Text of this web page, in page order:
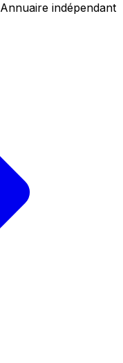
Annuaire indépendant